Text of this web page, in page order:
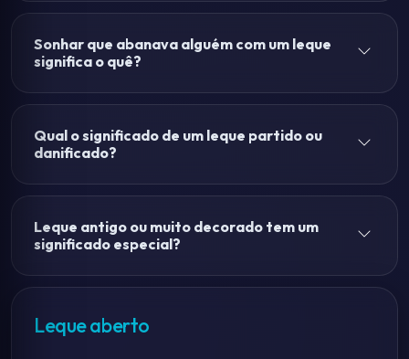
Sonhar que abanava alguém com um leque
significa o quê?
Qual o significado de um leque partido ou
danificado?
Leque antigo ou muito decorado tem um
significado especial?
Leque aberto